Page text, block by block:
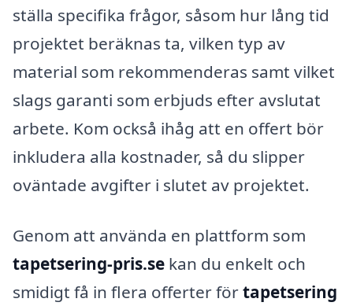
ställa specifika frågor, såsom hur lång tid
projektet beräknas ta, vilken typ av
material som rekommenderas samt vilket
slags garanti som erbjuds efter avslutat
arbete. Kom också ihåg att en offert bör
inkludera alla kostnader, så du slipper
oväntade avgifter i slutet av projektet.
Genom att använda en plattform som
tapetsering-pris.se kan du enkelt och
smidigt få in flera offerter förtapetsering